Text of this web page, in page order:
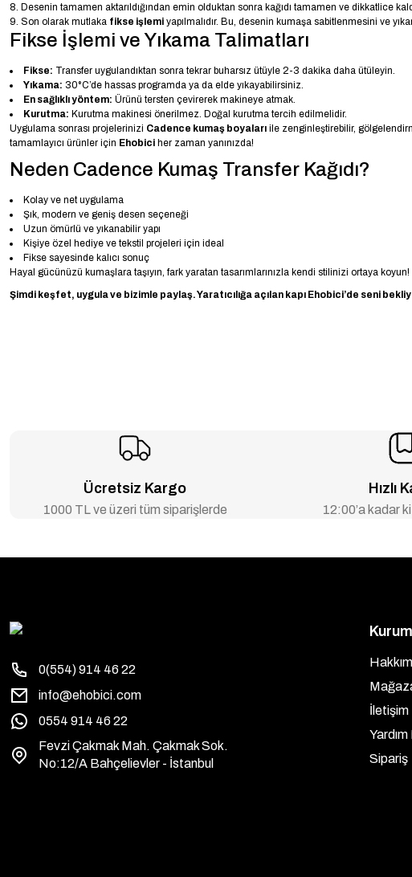
Desenin tamamen aktarıldığından emin olduktan sonra kağıdı tamamen ve dikkatlice
Son olarak mutlaka fikse işlemi yapılmalıdır. Bu, desenin kumaşa sabitlenmesini ve
Fikse İşlemi ve Yıkama Talimatları
Fikse: Transfer uygulandıktan sonra tekrar buharsız ütüyle 2-3 dakika daha ütüleyin.
Yıkama: 30°C’de hassas programda ya da elde yıkayabilirsiniz.
En sağlıklı yöntem: Ürünü tersten çevirerek makineye atmak.
Kurutma: Kurutma makinesi önerilmez. Doğal kurutma tercih edilmelidir.
Uygulama sonrası projelerinizi Cadence kumaş boyaları ile zenginleştirebilir,
tamamlayıcı ürünler için Ehobici her zaman yanınızda!
Neden Cadence Kumaş Transfer Kağıdı?
Kolay ve net uygulama
Şık, modern ve geniş desen seçeneği
Uzun ömürlü ve yıkanabilir yapı
Kişiye özel hediye ve tekstil projeleri için ideal
Fikse sayesinde kalıcı sonuç
Hayal gücünüzü kumaşlara taşıyın, fark yaratan tasarımlarınızla kendi stilinizi ortaya koyun!
Şimdi keşfet, uygula ve bizimle paylaş. Yaratıcılığa açılan kapı Ehobici’de seni
Ücretsiz Kargo
1000 TL ve üzeri tüm siparişlerde
Hızlı
12:00’a kadar
0(554) 914 46 22
info@ehobici.com
0554 914 46 22
Fevzi Çakmak Mah. Çakmak Sok.
No:12/A Bahçelievler - İstanbul
İletişim
Sipariş